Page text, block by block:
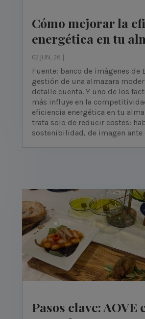
Cómo mejorar la
energética en tu
02 JUN, 26|
Fuente: banco de imágenes de
gestión de una almazara
detalle cuenta. Y uno de los
más influye en la
eficiencia energética en tu
trata solo de reducir costes:
sostenibilidad, de imagen ante
Pasos clave: AOVE